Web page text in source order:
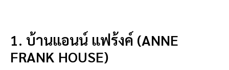
1. บ้านแอนน์ แฟร้งค์ (ANNE
FRANK HOUSE)